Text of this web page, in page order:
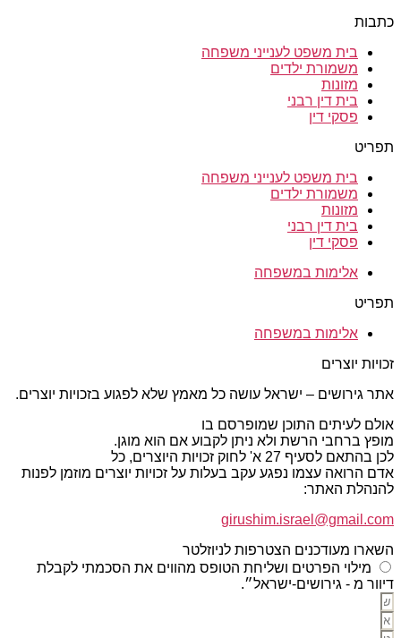
כתבות
בית משפט לענייני משפחה
משמורת ילדים
מזונות
בית דין רבני
פסקי דין
תפריט
בית משפט לענייני משפחה
משמורת ילדים
מזונות
בית דין רבני
פסקי דין
אלימות במשפחה
תפריט
אלימות במשפחה
זכויות יוצרים
אתר גירושים – ישראל עושה כל מאמץ שלא לפגוע בזכויות יוצרים.
אולם לעיתים התוכן שמופרסם בו
מופץ ברחבי הרשת ולא ניתן לקבוע אם הוא מוגן.
לכן בהתאם לסעיף 27 א' לחוק זכויות היוצרים, כל
אדם הרואה עצמו נפגע עקב בעלות על זכויות יוצרים מוזמן לפנות
להנהלת האתר:
girushim.israel@gmail.com
השארו מעודכנים הצטרפות לניוזלטר
מילוי הפרטים ושליחת הטופס מהווים את הסכמתי לקבלת
דיוור מ - גירושים-ישראל״.